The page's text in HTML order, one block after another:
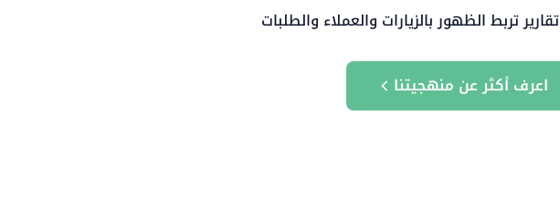
تقارير تربط الظهور بالزيارات والعملاء والطلبات
اعرف أكثر عن منهجيتنا